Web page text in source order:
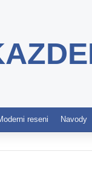
reseni Navody